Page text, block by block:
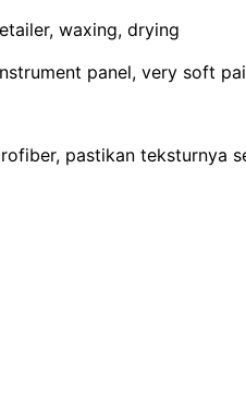
waxing, drying
panel, very soft
pastikan teksturnya